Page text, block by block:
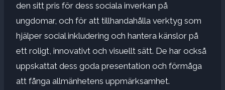
den sitt pris för dess sociala inverkan på
ungdomar, och för att tillhandahålla verktyg som
hjälper social inkludering och hantera känslor på
ett roligt, innovativt och visuellt sätt. De har också
uppskattat dess goda presentation och förmåga
att fånga allmänhetens uppmärksamhet.